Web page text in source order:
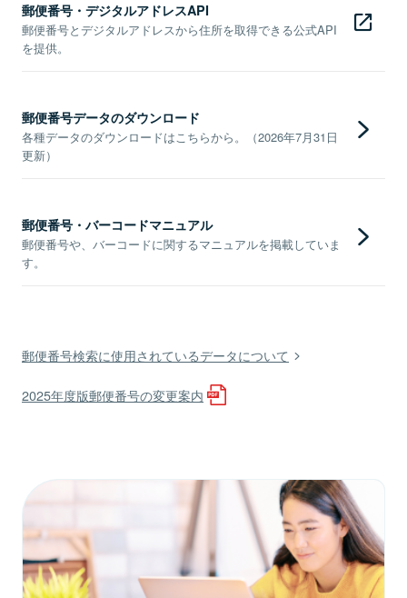
郵便番号・デジタルアドレスAPI
郵便番号とデジタルアドレスから住所を取得できる公式API
を提供。
郵便番号データのダウンロード
各種データのダウンロードはこちらから。（2026年7月31日
更新）
郵便番号・バーコードマニュアル
郵便番号や、バーコードに関するマニュアルを掲載していま
す。
郵便番号検索に使用されているデータについて
2025年度版郵便番号の変更案内